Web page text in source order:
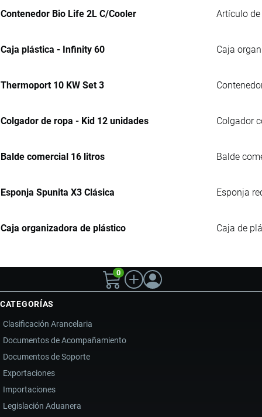
Contenedor Bio Life 2L C/Cooler Artículo
Caja plástica - Infinity 60 Caja
Thermoport 10 KW Set 3
Colgador de ropa - Kid 12 unidades Colgador
Balde comercial 16 litros Balde
Esponja Spunita X3 Clásica Esponja
Caja organizadora de plástico Caja de
0
CATEGORÍAS
Clasificación Arancelaria
Documentos de Acompañamiento
Documentos de Soporte
Exportaciones
Importaciones
Legislación Aduanera